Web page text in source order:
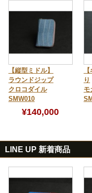
【縦型ミドル】
ラウンドジップ
クロコダイル
SMW010
¥140,000
り
モ
LINE UP 新着商品